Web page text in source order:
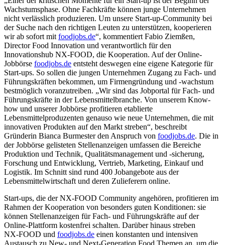
Wachstumsphase. Ohne Fachkräfte können junge Unternehmen
nicht verlässlich produzieren. Um unsere Start-up-Community bei
der Suche nach den richtigen Leuten zu unterstützen, kooperieren
wir ab sofort mit foodjobs.de“, kommentiert Fabio Ziemßen,
Director Food Innovation und verantwortlich für den
Innovationshub NX-FOOD, die Kooperation. Auf der Online-
Jobbörse foodjobs.de entsteht deswegen eine eigene Kategorie für
Start-ups. So sollen die jungen Unternehmen Zugang zu Fach- und
Führungskräften bekommen, um Firmengründung und -wachstum
bestmöglich voranzutreiben. „Wir sind das Jobportal für Fach- und
Führungskräfte in der Lebensmittelbranche. Von unserem Know-
how und unserer Jobbörse profitieren etablierte
Lebensmittelproduzenten genauso wie neue Unternehmen, die mit
innovativen Produkten auf den Markt streben“, beschreibt
Gründerin Bianca Burmesterden Anspruch von foodjobs.de. Die in
der Jobbörse gelisteten Stellenanzeigen umfassen die Bereiche
Produktion und Technik, Qualitätsmanagement und -sicherung,
Forschung und Entwicklung, Vertrieb, Marketing, Einkauf und
Logistik. Im Schnitt sind rund 400 Jobangebote aus der
Lebensmittelwirtschaft und deren Zulieferern online.
Start-ups, die derNX-FOOD Community angehören, profitieren im
Rahmen der Kooperation von besonders guten Konditionen: sie
können Stellenanzeigen für Fach- und Führungskräfte auf der
Online-Plattform kostenfrei schalten. Darüber hinaus streben
NX-FOOD und foodjobs.de einen konstanten und intensiven
Austausch zu New- und Next-Generation Food Themen an, um die